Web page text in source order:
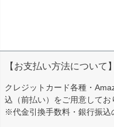
【お支払い方法について】
クレジットカード各種・
込（前払い）をご用意してお
※代金引換手数料・銀行振込